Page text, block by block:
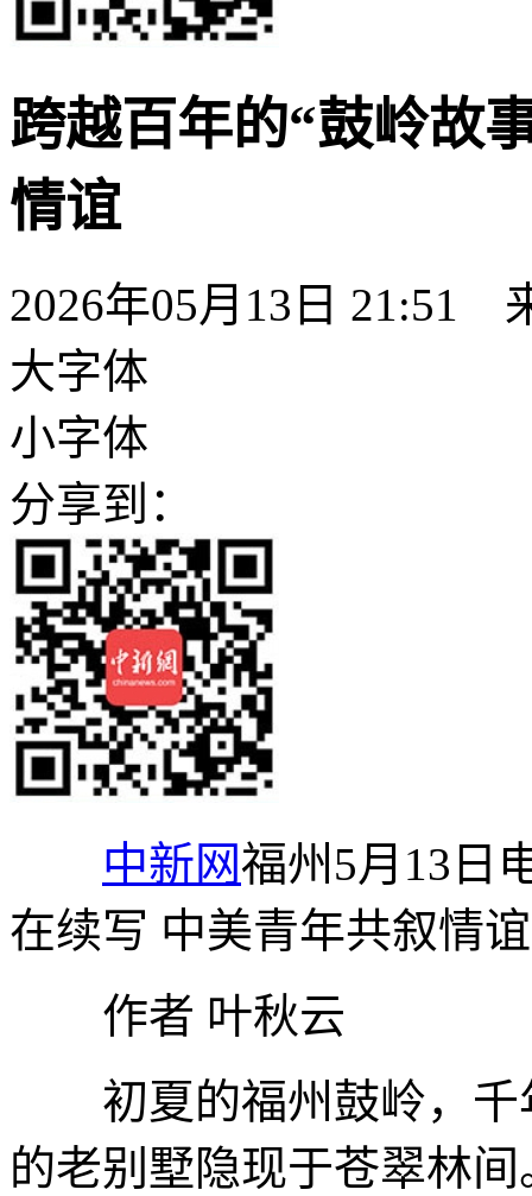
跨越百年的“鼓岭故
情谊
2026年05月13日 21:51
大字体
小字体
分享到：
中新网福州5月13日
在续写 中美青年共叙情谊
作者 叶秋云
初夏的福州鼓岭，千
的老别墅隐现于苍翠林